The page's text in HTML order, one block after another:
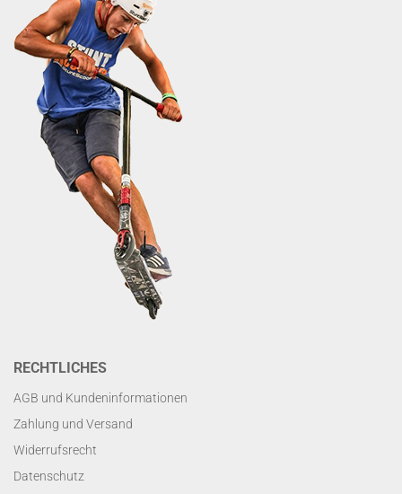
RECHTLICHES
AGB und Kundeninformationen
Zahlung und Versand
Widerrufsrecht
Datenschutz